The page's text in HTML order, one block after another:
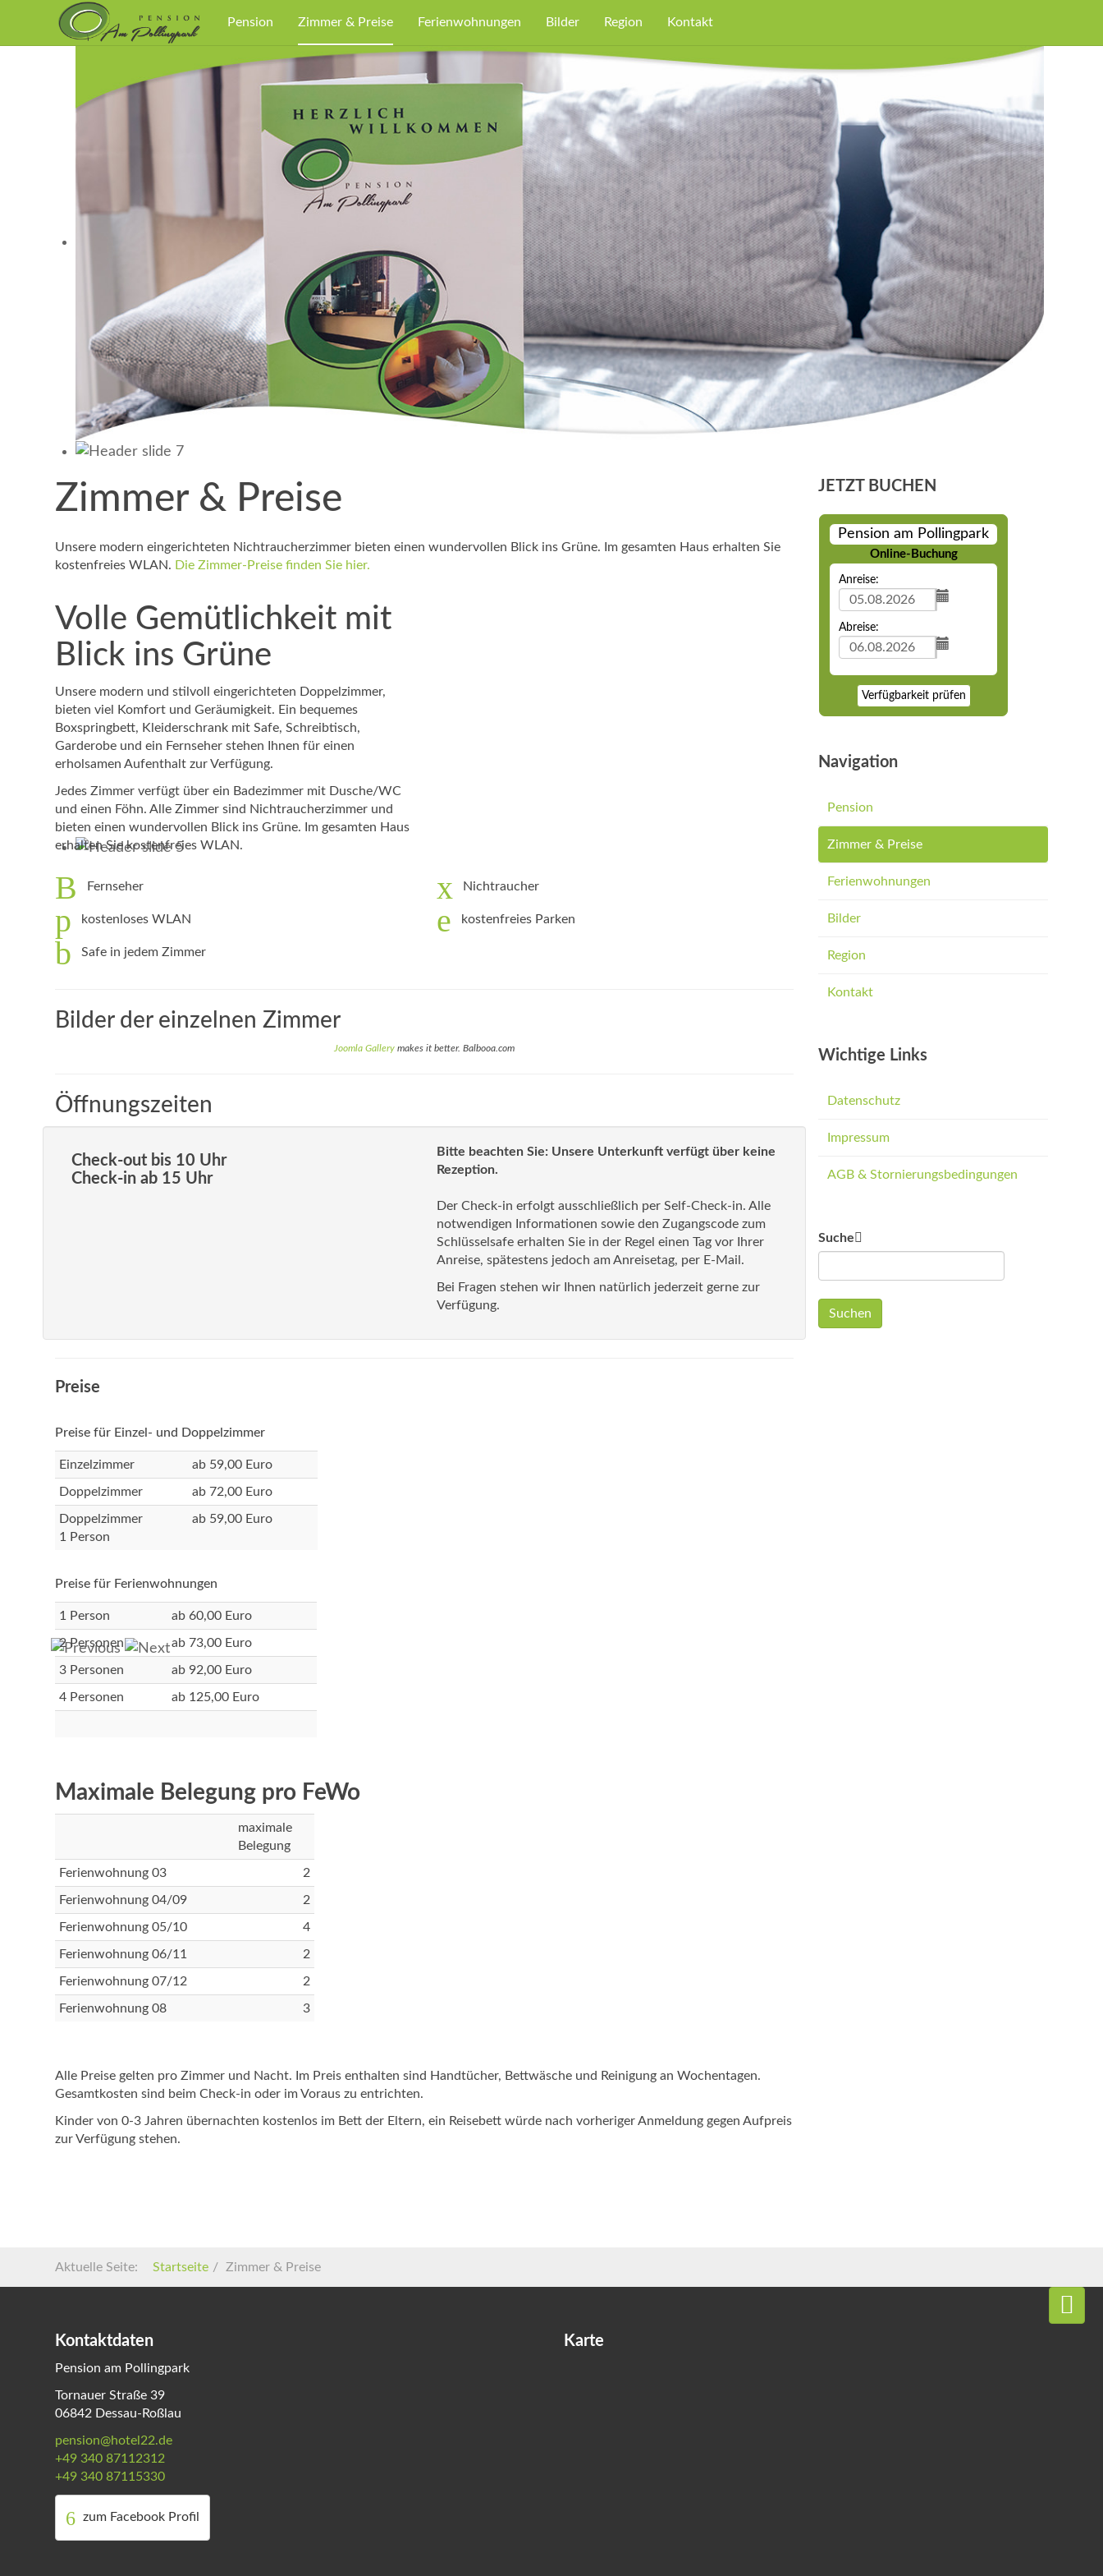
Pension Zimmer & Preise Ferienwohnungen Bilder Region Kontakt
Zimmer & Preise
Unsere modern eingerichteten Nichtraucherzimmer bieten einen wundervollen Blick ins Grüne. Im gesamten Haus erhalten Sie
kostenfreies WLAN. Die Zimmer-Preise finden Sie hier.
Volle Gemütlichkeit mit
Blick ins Grüne
Unsere modern und stilvoll eingerichteten Doppelzimmer,
bieten viel Komfort und Geräumigkeit. Ein bequemes
Boxspringbett, Kleiderschrank mit Safe, Schreibtisch,
Garderobe und ein Fernseher stehen Ihnen für einen
erholsamen Aufenthalt zur Verfügung.
Jedes Zimmer verfügt über ein Badezimmer mit Dusche/WC
und einen Föhn. Alle Zimmer sind Nichtraucherzimmer und
bieten einen wundervollen Blick ins Grüne. Im gesamten Haus
erhalten Sie kostenfreies WLAN.
Fernseher
kostenloses WLAN
Safe in jedem Zimmer
Nichtraucher
kostenfreies Parken
Bilder der einzelnen Zimmer
Joomla Gallery makes it better. Balbooa.com
Öffnungszeiten
Check-out bis 10 Uhr
Check-in ab 15 Uhr
Bitte beachten Sie: Unsere Unterkunft verfügt über keine
Rezeption.
Der Check-in erfolgt ausschließlich per Self-Check-in. Alle
notwendigen Informationen sowie den Zugangscode zum
Schlüsselsafe erhalten Sie in der Regel einen Tag vor Ihrer
Anreise, spätestens jedoch am Anreisetag, per E-Mail.
Bei Fragen stehen wir Ihnen natürlich jederzeit gerne zur
Verfügung.
Preise
Preise für Einzel- und Doppelzimmer
Einzelzimmer ab 59,00 Euro
Doppelzimmer ab 72,00 Euro
Doppelzimmer
1 Person
ab 59,00 Euro
Preise für Ferienwohnungen
1 Person ab 60,00 Euro
2 Personen ab 73,00 Euro
3 Personen ab 92,00 Euro
4 Personen ab 125,00 Euro
Maximale Belegung pro FeWo
maximale
Belegung
Ferienwohnung 03 2
Ferienwohnung 04/09 2
Ferienwohnung 05/10 4
Ferienwohnung 06/11 2
Ferienwohnung 07/12 2
Ferienwohnung 08 3
Alle Preise gelten pro Zimmer und Nacht. Im Preis enthalten sind Handtücher, Bettwäsche und Reinigung an Wochentagen.
Gesamtkosten sind beim Check-in oder im Voraus zu entrichten.
Kinder von 0-3 Jahren übernachten kostenlos im Bett der Eltern, ein Reisebett würde nach vorheriger Anmeldung gegen Aufpreis
zur Verfügung stehen.
JETZT BUCHEN
Pension am Pollingpark
Online-Buchung
Anreise:
Abreise:
Verfügbarkeit prüfen
Navigation
Pension
Zimmer & Preise
Ferienwohnungen
Bilder
Region
Kontakt
Wichtige Links
Datenschutz
Impressum
AGB & Stornierungsbedingungen
Suche
Suchen
Aktuelle Seite: Startseite Zimmer & Preise
Kontaktdaten
Pension am Pollingpark
Tornauer Straße 39
06842 Dessau-Roßlau
pension@hotel22.de
+49 340 87112312
+49 340 87115330
zum Facebook Profil
Karte